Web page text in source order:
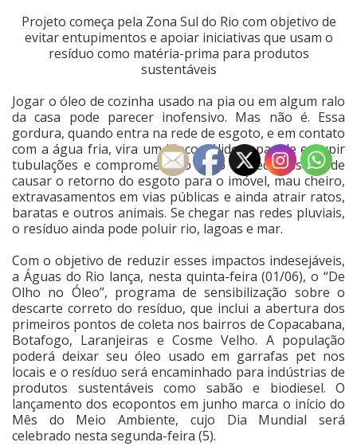
Projeto começa pela Zona Sul do Rio com objetivo de
evitar entupimentos e apoiar iniciativas que usam o
resíduo como matéria-prima para produtos
sustentáveis
Jogar o óleo de cozinha usado na pia ou em algum ralo
da casa pode parecer inofensivo. Mas não é. Essa
gordura, quando entra na rede de esgoto, e em contato
com a água fria, vira um bloco sólido capaz de entupir
tubulações e comprometer o fluxo da rede. Isso pode
causar o retorno do esgoto para o imóvel, mau cheiro,
extravasamentos em vias públicas e ainda atrair ratos,
baratas e outros animais. Se chegar nas redes pluviais,
o resíduo ainda pode poluir rio, lagoas e mar.
Com o objetivo de reduzir esses impactos indesejáveis,
a Águas do Rio lança, nesta quinta-feira (01/06), o “De
Olho no Óleo”, programa de sensibilização sobre o
descarte correto do resíduo, que inclui a abertura dos
primeiros pontos de coleta nos bairros de Copacabana,
Botafogo, Laranjeiras e Cosme Velho. A população
poderá deixar seu óleo usado em garrafas pet nos
locais e o resíduo será encaminhado para indústrias de
produtos sustentáveis como sabão e biodiesel. O
lançamento dos ecopontos em junho marca o início do
Mês do Meio Ambiente, cujo Dia Mundial será
celebrado nesta segunda-feira (5).